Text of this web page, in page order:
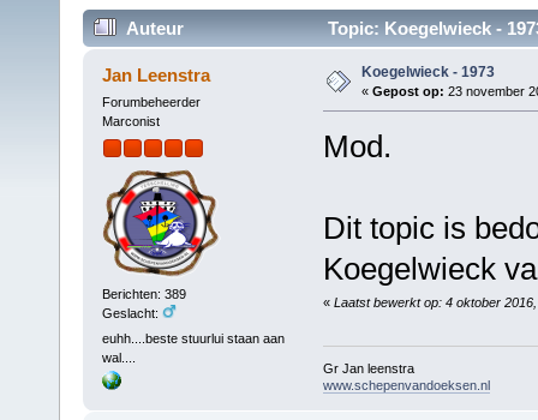
Auteur Topic: Koegelwieck -
Jan Leenstra
Forumbeheerder
Marconist
Berichten: 389
Geslacht:
euhh....beste stuurlui staan aan
wal....
Koegelwieck - 1973
« Gepost op: 23 november
Mod.
Dit topic is
Koegelwieck
« Laatst bewerkt op: 4 oktober
Gr Jan leenstra
www.schepenvandoeksen.nl